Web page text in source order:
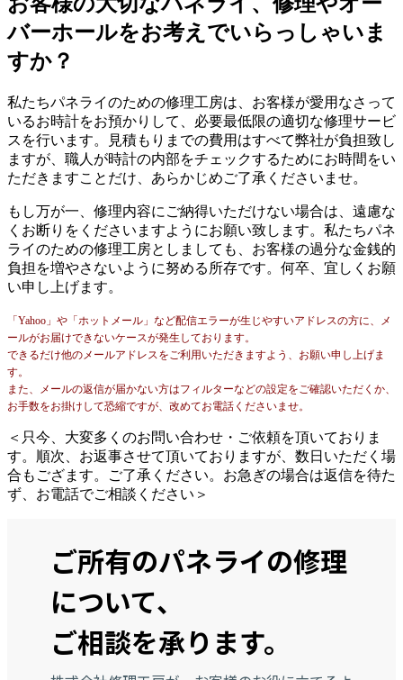
バーホールをお考えでいらっしゃいま
すか？
私たちパネライのための修理工房は、お客様が愛用なさって
いるお時計をお預かりして、必要最低限の適切な修理サービ
スを行います。見積もりまでの費用はすべて弊社が負担致し
ますが、職人が時計の内部をチェックするためにお時間をい
ただきますことだけ、あらかじめご了承くださいませ。
もし万が一、修理内容にご納得いただけない場合は、遠慮な
くお断りをくださいますようにお願い致します。私たちパネ
ライのための修理工房としましても、お客様の過分な金銭的
負担を増やさないように努める所存です。何卒、宜しくお願
い申し上げます。
「Yahoo」や「ホットメール」など配信エラーが生じやすいアドレスの方に、メ
ールがお届けできないケースが発生しております。
できるだけ他のメールアドレスをご利用いただきますよう、お願い申し上げま
す。
また、メールの返信が届かない方はフィルターなどの設定をご確認いただくか、
お手数をお掛けして恐縮ですが、改めてお電話くださいませ。
＜只今、大変多くのお問い合わせ・ご依頼を頂いておりま
す。順次、お返事させて頂いておりますが、数日いただく場
合もござます。ご了承ください。お急ぎの場合は返信を待た
ず、お電話でご相談ください＞